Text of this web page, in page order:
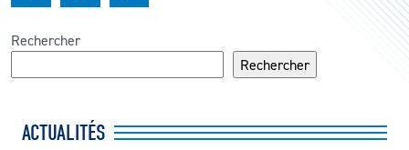
KIDS
Rechercher
Rechercher
ACTUALITÉS